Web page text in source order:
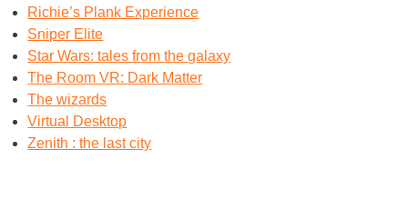
Richie’s Plank Experience
Sniper Elite
Star Wars: tales from the galaxy
The Room VR: Dark Matter
The wizards
Virtual Desktop
Zenith : the last city